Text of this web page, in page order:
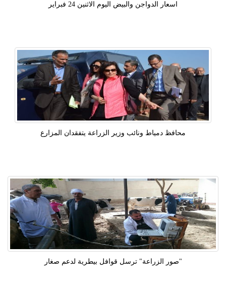
اسعار الدواجن والبيض اليوم الاثنين 24 فبراير
محافظ دمياط ونائب وزير الزراعة يتفقدان المزارع
"صور الزراعة" ترسل قوافل بيطرية لدعم صغار